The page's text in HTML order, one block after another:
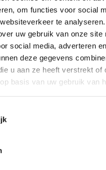
om functies voor social
te
uw gebruik van onze site
social media, adverteren
deze gegevens
u aan ze heeft verstrekt of
basis van uw gebruik van
bij het NMM
is het snelste op de
aanbod